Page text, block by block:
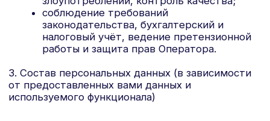
источник, URL-адреса и события/клики/
просмотры, время сессий, геолокация
(если разрешена), push-токены;
соцсети и SSO: данные профилей/
идентификаторы, переданные при входе
через сторонние аккаунты (например, VK/
Яндекс), и настройки приватности,
контент, предоставленный
пользователем: тексты, изображения,
аудио/видео, отзывы, портфолио, формы,
ответы опросов;